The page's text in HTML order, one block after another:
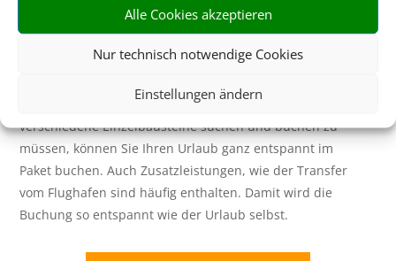
Alle Cookies akzeptieren
Nur technisch notwendige Cookies
Einstellungen ändern
Eine Buchung – alles drin. Buchen Sie
jetzt eine Pauschalreise.
Pauschalreise-Angeboten bereits inbegriffen. Statt also
verschiedene Einzelbausteine suchen und buchen zu
müssen, können Sie Ihren Urlaub ganz entspannt im
Paket buchen. Auch Zusatzleistungen, wie der Transfer
vom Flughafen sind häufig enthalten. Damit wird die
Buchung so entspannt wie der Urlaub selbst.